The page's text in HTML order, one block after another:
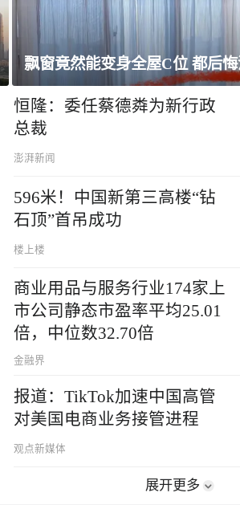
上海未建成的地标：“人”字大楼
恒隆：委任蔡德粦为新行政
总裁
澎湃新闻
596米！中国新第三高楼“钻
石顶”首吊成功
楼上楼
商业用品与服务行业174家上
市公司静态市盈率平均25.01
倍，中位数32.70倍
金融界
报道：TikTok加速中国高管
对美国电商业务接管进程
观点新媒体
展开更多